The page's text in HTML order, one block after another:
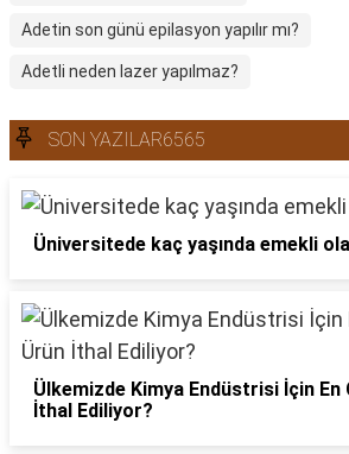
Adetin son günü epilasyon yapılır mı?
Adetli neden lazer yapılmaz?
SON YAZILAR6565
Üniversitede kaç yaşında emekli
Ülkemizde Kimya Endüstrisi İçin En
İthal Ediliyor?